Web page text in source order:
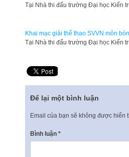
​Tại Nhà thi đấu trường Đại học Kiến
Khai mạc giải thể thao SVVN môn
​Tại Nhà thi đấu trường Đại học Kiến
Để lại một bình luận
Email của bạn sẽ không được hiển
Bình luận *